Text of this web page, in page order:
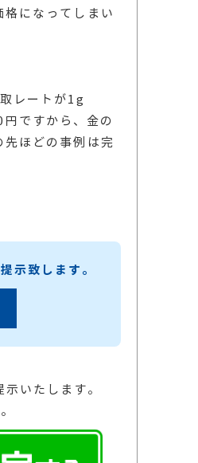
になってしまい
取レートが1g
ですから、金の
ほどの事例は完
示致します。
いたします。